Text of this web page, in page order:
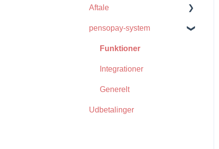
Generelt
WooCommerce
Udbetalinger
SHUP
e-conomic
Integrationer
Aftale
Clearhaus
Krav og Vilkår
Ansøgning
Udbetaling
Generelt
pensopay-system
Funktioner
Integrationer
Generelt
Udbetalinger